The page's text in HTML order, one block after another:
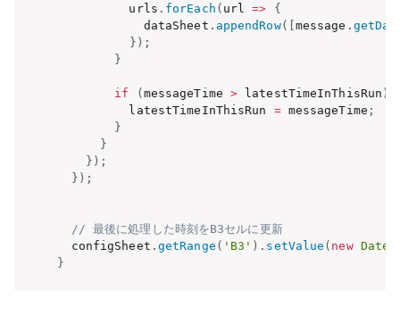
          urls
. forEach ( url =>
{
            dataSheet
. appendRow( [message .
} ) ;
}
if (messageTime > latestTimeInThisRun )
          latestTimeInThisRun
= messageTime ;
}
}
} ) ;
} ) ;
// 最後に処理した時刻をB3セルに更新
  configSheet
. getRange ( 'B3' ) . setValue ( new Date
}